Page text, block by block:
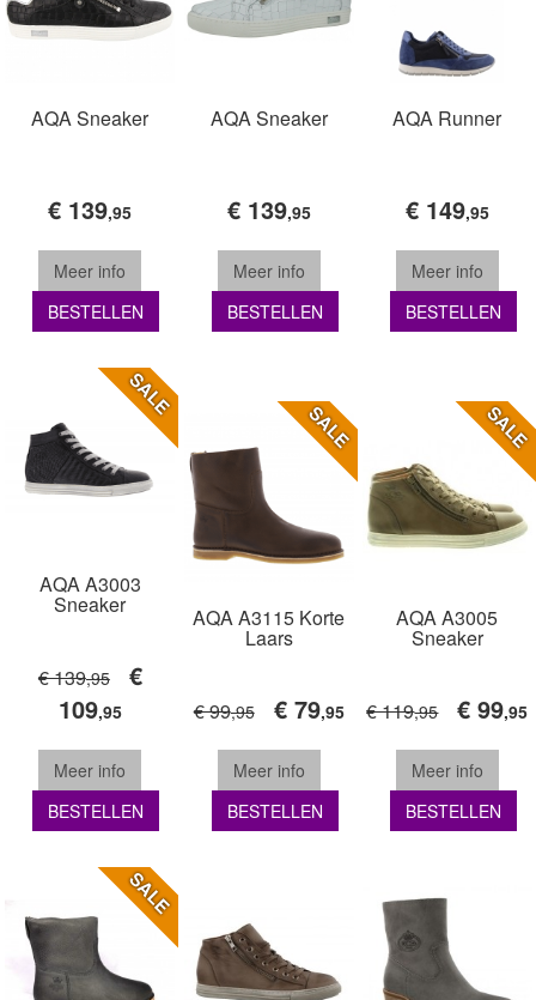
AQA Sneaker
€ 139,95
Meer info
BESTELLEN
AQA Sneaker
€ 139,95
Meer info
BESTELLEN
AQA Runner
€ 149,95
Meer info
BESTELLEN
SALE
AQA A3003
Sneaker
€ 139,95
€
109,95
Meer info
BESTELLEN
SALE
AQA A3115 Korte
Laars
€ 99,95 € 79,95
Meer info
BESTELLEN
SALE
AQA A3005
Sneaker
€ 119,95 € 99,95
Meer info
BESTELLEN
SALE